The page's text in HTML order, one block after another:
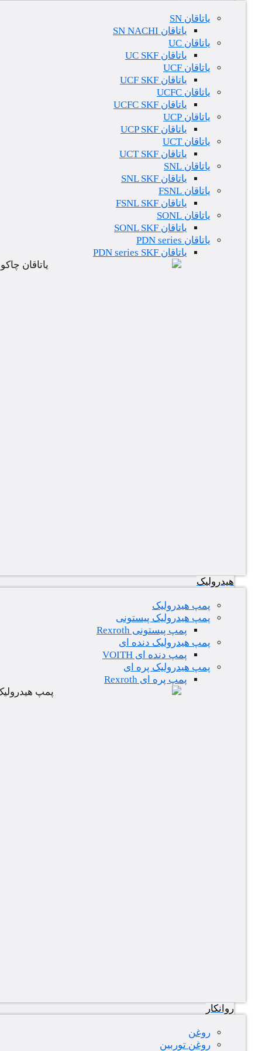
یاتاقان SN
یاتاقان SN NACHI
یاتاقان UC
یاتاقان UC SKF
یاتاقان UCF
یاتاقان UCF SKF
یاتاقان UCFC
یاتاقان UCFC SKF
یاتاقان UCP
یاتاقان UCP SKF
یاتاقان UCT
یاتاقان UCT SKF
یاتاقان SNL
یاتاقان SNL SKF
یاتاقان FSNL
یاتاقان FSNL SKF
یاتاقان SONL
یاتاقان SONL SKF
یاتاقان PDN series
یاتاقان PDN series SKF
هیدرولیک
پمپ هیدرولیک
پمپ هیدرولیک پیستونی
پمپ پیستونی Rexroth
پمپ هیدرولیک دنده ای
پمپ دنده ای VOITH
پمپ هیدرولیک پره ای
پمپ پره ای Rexroth
روانکار
روغن
روغن توربین